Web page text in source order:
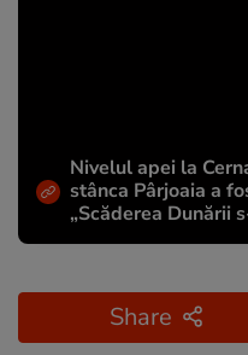
Nivelul apei la
stânca Pârjoaia a
„Scăderea Dunării
Share